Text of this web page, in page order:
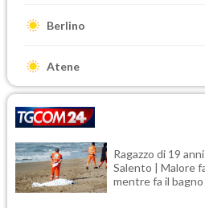
Berlino
Atene
Ragazzo di 19
Salento | Malore
mentre fa il